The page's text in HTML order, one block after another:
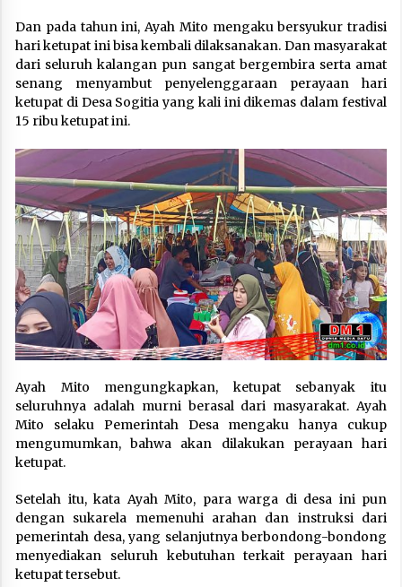
Dan pada tahun ini, Ayah Mito mengaku bersyukur tradisi
hari ketupat ini bisa kembali dilaksanakan. Dan masyarakat
dari seluruh kalangan pun sangat bergembira serta amat
senang menyambut penyelenggaraan perayaan hari
ketupat di Desa Sogitia yang kali ini dikemas dalam festival
15 ribu ketupat ini.
Ayah Mito mengungkapkan, ketupat sebanyak itu
seluruhnya adalah murni berasal dari masyarakat. Ayah
Mito selaku Pemerintah Desa mengaku hanya cukup
mengumumkan, bahwa akan dilakukan perayaan hari
ketupat.
Setelah itu, kata Ayah Mito, para warga di desa ini pun
dengan sukarela memenuhi arahan dan instruksi dari
pemerintah desa, yang selanjutnya berbondong-bondong
menyediakan seluruh kebutuhan terkait perayaan hari
ketupat tersebut.